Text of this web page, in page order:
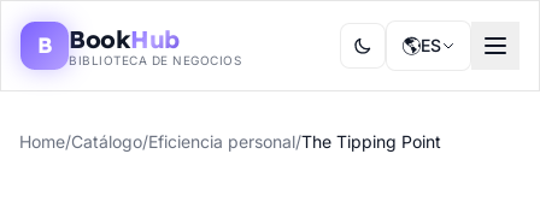
B BookHub
BIBLIOTECA DE NEGOCIOS
🌎ES
Home/Catálogo/Eficiencia personal/The Tipping Point